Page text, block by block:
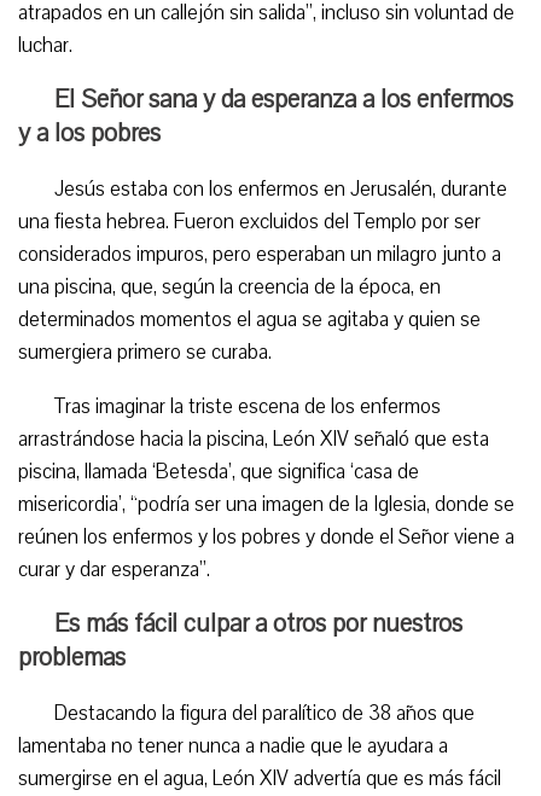
atrapados en un callejón sin salida”, incluso sin voluntad de
luchar.
El Señor sana y da esperanza a los enfermos
y a los pobres
Jesús estaba con los enfermos en Jerusalén, durante
una fiesta hebrea. Fueron excluidos del Templo por ser
considerados impuros, pero esperaban un milagro junto a
una piscina, que, según la creencia de la época, en
determinados momentos el agua se agitaba y quien se
sumergiera primero se curaba.
Tras imaginar la triste escena de los enfermos
arrastrándose hacia la piscina, León XIV señaló que esta
piscina, llamada ‘Betesda’, que significa ‘casa de
misericordia’, “podría ser una imagen de la Iglesia, donde se
reúnen los enfermos y los pobres y donde el Señor viene a
curar y dar esperanza”.
Es más fácil culpar a otros por nuestros
problemas
Destacando la figura del paralítico de 38 años que
lamentaba no tener nunca a nadie que le ayudara a
sumergirse en el agua, León XIV advertía que es más fácil